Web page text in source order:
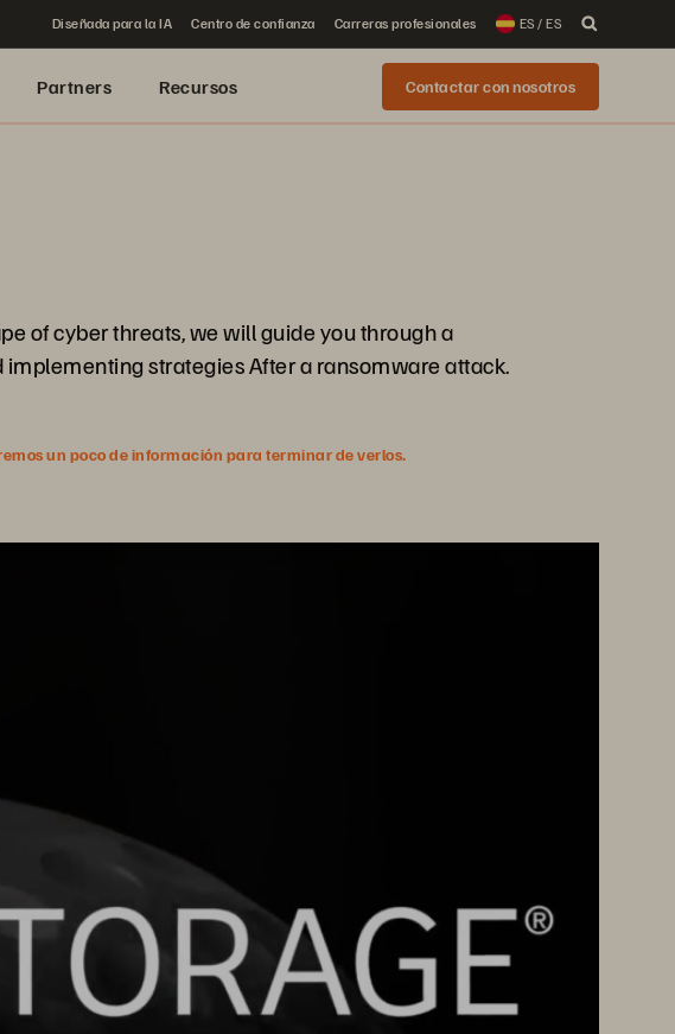
Diseñada para la IA Centro de confianza Carreras profesionales ES / ES
Partners Recursos Contactar con nosotros
of cyber threats, we will guide you through a
strategies After a ransomware attack.
un poco de información para terminar de verlos.